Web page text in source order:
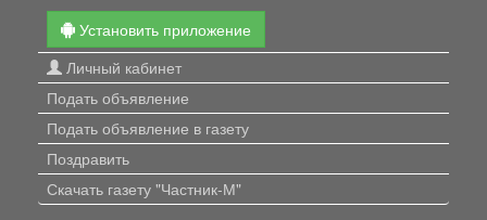
Установить приложение
Личный кабинет
Подать объявление
Подать объявление в газету
Поздравить
Скачать газету "Частник-М"